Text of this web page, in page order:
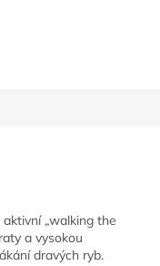
„walking the
a vysokou
dravých ryb.